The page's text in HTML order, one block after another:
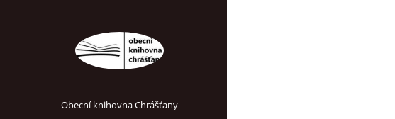
Obecní knihovna Chrášťany